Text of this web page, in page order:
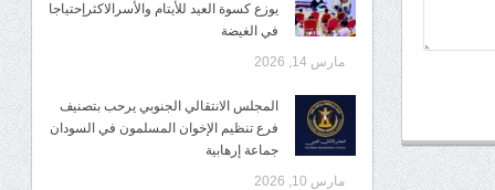
يوزع كسوة العيد للأيتام والأسرالاكثرإحتياجا
في الغيضة
مارس 14, 2026
المجلس الانتقالي الجنوبي يرحب بتصنيف
فرع تنظيم الإخوان المسلمون في السودان
جماعة إرهابية
مارس 10, 2026